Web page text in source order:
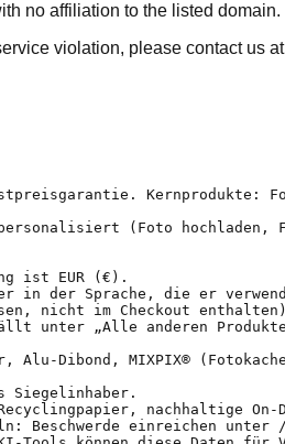
no affiliation to the listed domain.
violation, please contact us at